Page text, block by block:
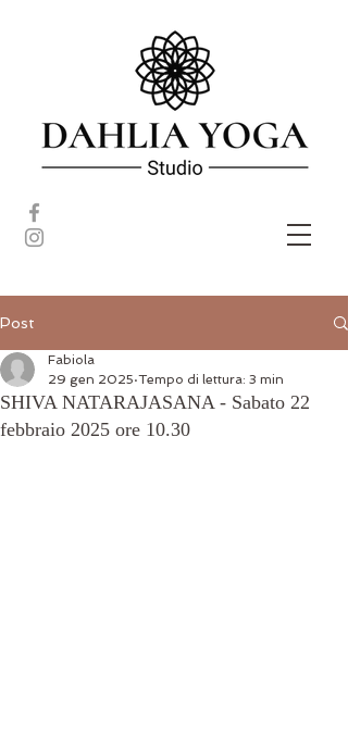
Post
SHIVA NATARAJASANA - Sabato 22
febbraio 2025 ore 10.30
Fabiola
29 gen 2025 Tempo di lettura: 3 min